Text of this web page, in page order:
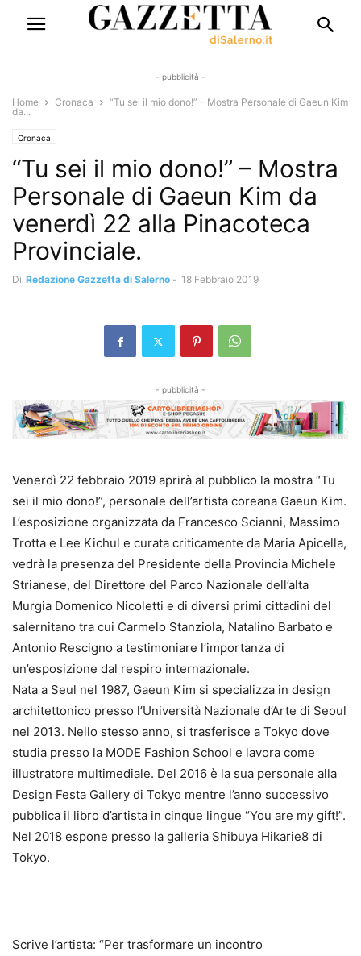
- pubblicità -
Home Cronaca
“Tu sei il mio dono!” – Mostra Personale di Gaeun Kim
da...
Cronaca
“Tu sei il mio dono!” – Mostra
Personale di Gaeun Kim da
venerdì 22 alla Pinacoteca
Provinciale.
Di Redazione Gazzetta di Salerno - 18 Febbraio 2019
- pubblicità -
Venerdì 22 febbraio 2019 aprirà al pubblico la mostra “Tu
sei il mio dono!”, personale dell’artista coreana Gaeun Kim.
L’esposizione organizzata da Francesco Scianni, Massimo
Trotta e Lee Kichul e curata criticamente da Maria Apicella,
vedrà la presenza del Presidente della Provincia Michele
Strianese, del Direttore del Parco Nazionale dell’alta
Murgia Domenico Nicoletti e di diversi primi cittadini del
salernitano tra cui Carmelo Stanziola, Natalino Barbato e
Antonio Rescigno a testimoniare l’importanza di
un’esposizione dal respiro internazionale.
Nata a Seul nel 1987, Gaeun Kim si specializza in design
architettonico presso l’Università Nazionale d’Arte di Seoul
nel 2013. Nello stesso anno, si trasferisce a Tokyo dove
studia presso la MODE Fashion School e lavora come
illustratore multimediale. Del 2016 è la sua personale alla
Design Festa Gallery di Tokyo mentre l’anno successivo
pubblica il libro d’artista in cinque lingue “You are my gift!”.
Nel 2018 espone presso la galleria Shibuya Hikarie8 di
Tokyo.
Scrive l’artista: “Per trasformare un incontro